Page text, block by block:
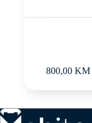
800,00 KM